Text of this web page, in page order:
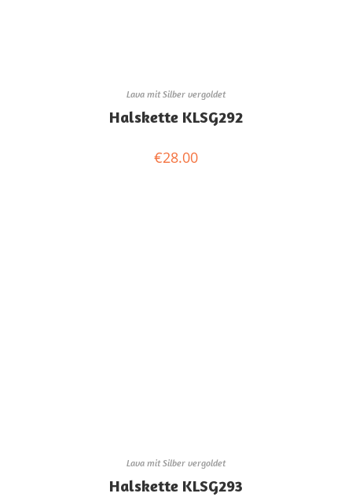
Lava mit Silber vergoldet
Halskette KLSG292
€28.00
Lava mit Silber vergoldet
Halskette KLSG293